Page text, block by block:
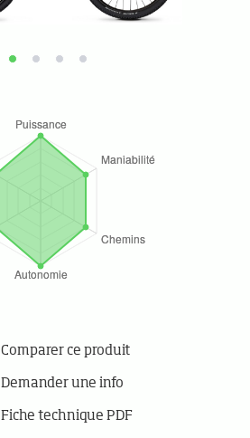
Comparer ce produit
Demander une info
Fiche technique PDF